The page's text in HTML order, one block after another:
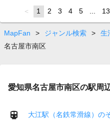
page
You're
on
page
1 page
2 page
3 page
4 page
5 page
...
MapFan > ジャンル検索 > 生
名古屋市南区
愛知県名古屋市南区の駅
大江駅（名鉄常滑線）